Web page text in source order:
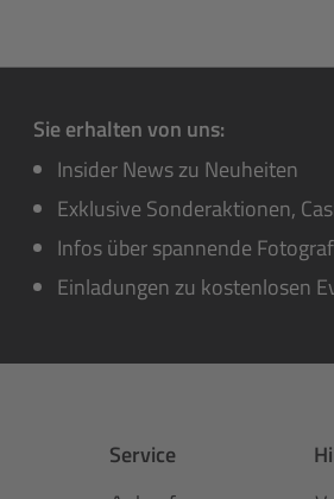
Sie erhalten von uns:
Insider News zu Neuheiten
Exklusive Sonderaktionen,
Infos über spannende
Einladungen zu kostenlosen
Service